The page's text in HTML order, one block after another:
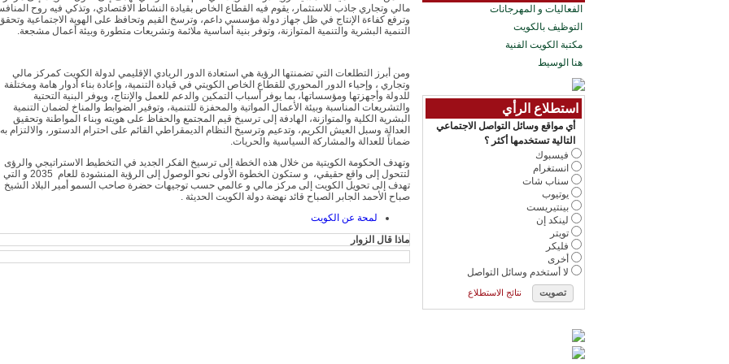
الفعاليات و المهرجانات
التوظيف بالكويت
مكتبة الكويت الفنية
هنا الوسيط
استطلاع الرأي
أي مواقع وسائل التواصل الاجتماعي
التالية تستخدمها أكثر ؟
فيسبوك
انستغرام
سناب شات
يوتيوب
بينتيريست
لينكد إن
تويتر
فليكر
أخرى
لا أستخدم وسائل التواصل
نتائج الاستطلاع
مالي وتجاري جاذب للاستثمار، يقوم فيه القطاع الخاص بقيادة النشاط الاقتصادي، وتذكي فيه روح
وترفع كفاءة الإنتاج في ظل جهاز دولة مؤسسي داعم، وترسخ القيم وتحافظ على الهوية الاجتماعية
التنمية البشرية والتنمية المتوازنة، وتوفر بنية أساسية ملائمة وتشريعات متطورة وبيئة أعمال مشجعة.
ومن أبرز التطلعات التي تضمنتها الرؤية هي استعادة الدور الريادي الإقليمي لدولة الكويت كمركز مالي
وتجاري ، وإحياء الدور المحوري للقطاع الخاص الكويتي في قيادة التنمية، وإعادة بناء أدوار هامة ومختلفة
للدولة وأجهزتها ومؤسساتها، بما يوفر أسباب التمكين والدعم للعمل والإنتاج، ويوفر البنية التحتية
والتشريعات المناسبة وبيئة الأعمال المواتية والمحفزة للتنمية، وتوفير الضوابط والمناخ لضمان التنمية
البشرية الكلية والمتوازنة، الهادفة إلى ترسيخ قيم المجتمع والحفاظ على هويته وبناء المواطنة وتحقيق
العدالة وسبل العيش الكريم، وتدعيم وترسيخ النظام الديمقراطي القائم على احترام الدستور، والالتزام به
ضماناً للعدالة والمشاركة السياسية والحريات.
وتهدف الحكومة الكويتية من خلال هذه الخطة إلى ترسيخ الفكر الجديد في التخطيط الاستراتيجي والرؤى
لتتحول إلى واقع حقيقي، و ستكون الخطوة الأولى نحو الوصول إلى الرؤية المنشودة للعام 2035 و التي
تهدف إلى تحويل الكويت إلى مركز مالي و عالمي حسب توجيهات حضرة صاحب السمو أمير البلاد الشيخ
صباح الأحمد الجابر الصباح قائد نهضة دولة الكويت الحديثة .
لمحة عن الكويت
ماذا قال الزوار